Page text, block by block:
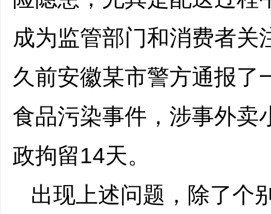
成为监管部门和消费者关
久前安徽某市警方通报了
食品污染事件，涉事外卖
政拘留14天。
出现上述问题，除了个